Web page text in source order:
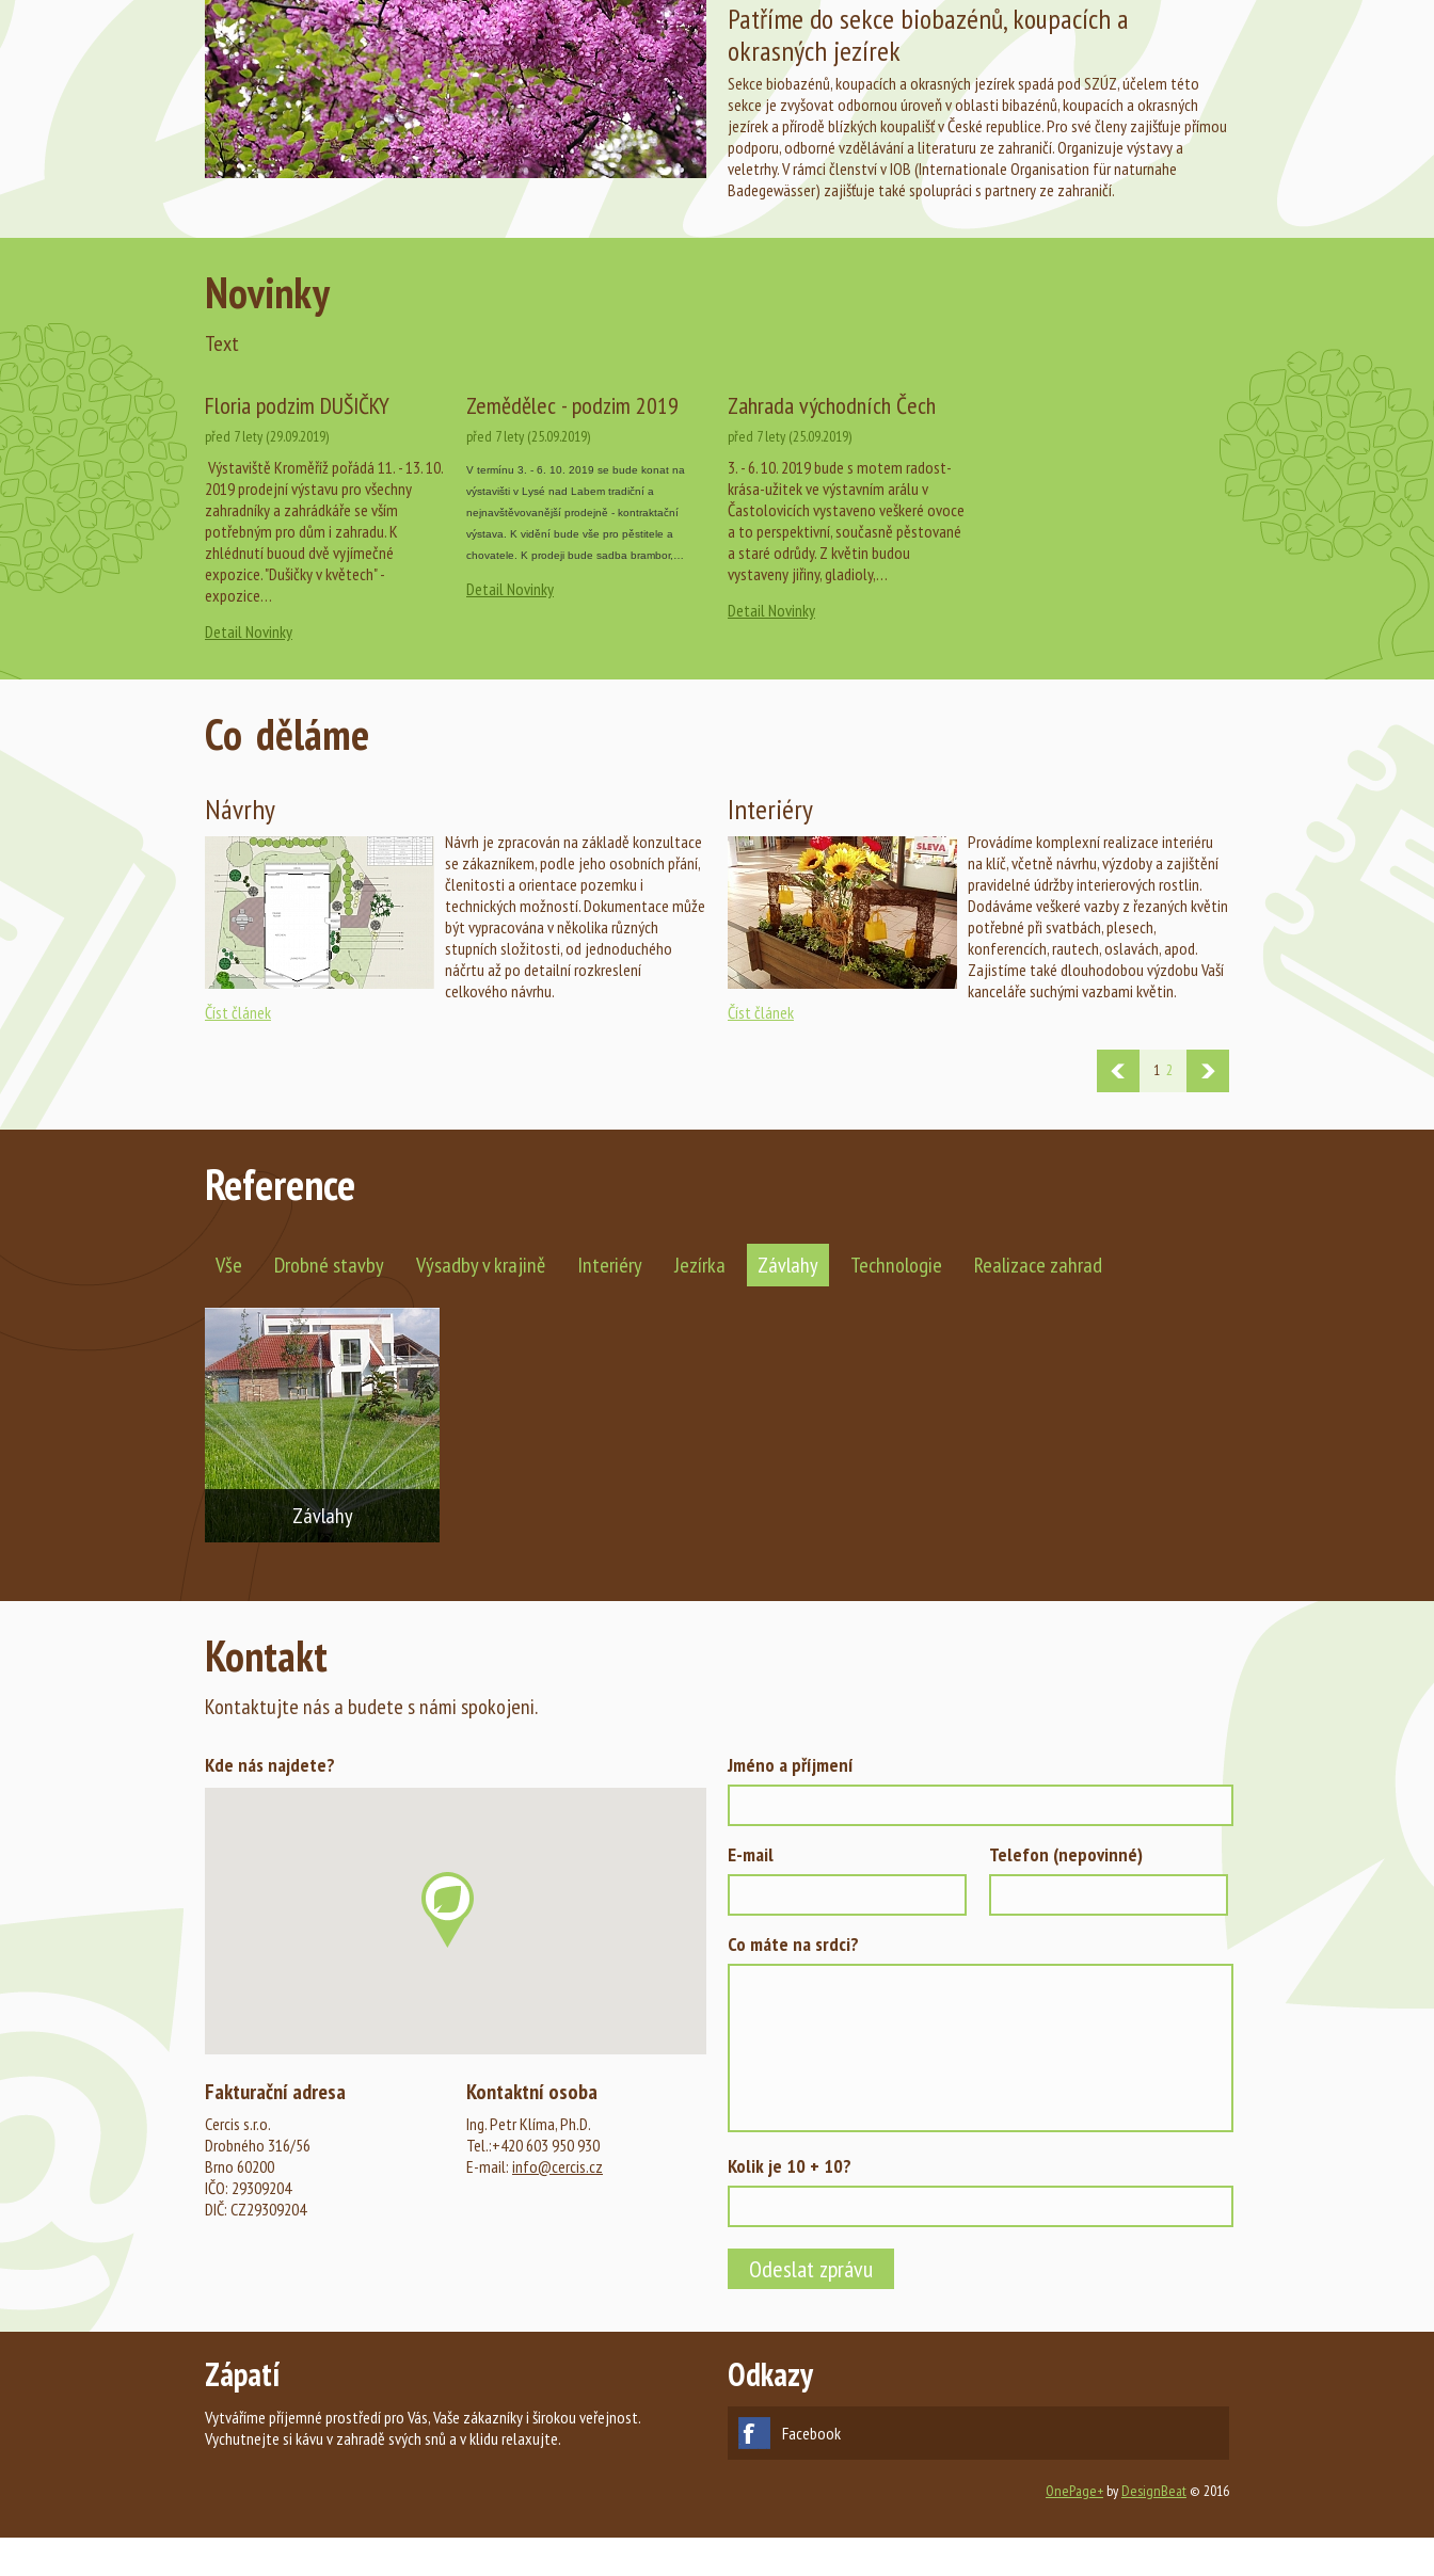
Patříme do sekce biobazénů, koupacích a
okrasných jezírek
Sekce biobazénů, koupacích a okrasných jezírek spadá pod SZÚZ, účelem této
sekce je zvyšovat odbornou úroveň v oblasti bibazénů, koupacích a okrasných
jezírek a přírodě blízkých koupališť v České republice. Pro své členy zajišťuje přímou
podporu, odborné vzdělávání a literaturu ze zahraničí. Organizuje výstavy a
veletrhy. V rámci členství v IOB (Internationale Organisation für naturnahe
Badegewässer) zajišťuje také spolupráci s partnery ze zahraničí.
Novinky
Text
Floria podzim DUŠIČKY
před 7 lety (29.09.2019)
Výstaviště Kroměříž pořádá 11. - 13. 10.
2019 prodejní výstavu pro všechny
zahradníky a zahrádkáře se vším
potřebným pro dům i zahradu. K
zhlédnutí buoud dvě vyjímečné
expozice. "Dušičky v květech" -
expozice…
Detail Novinky
Zemědělec - podzim 2019
před 7 lety (25.09.2019)
V termínu 3. - 6. 10. 2019 se bude konat na
výstavišti v Lysé nad Labem tradiční a
nejnavštěvovanější prodejně - kontraktační
výstava. K vidění bude vše pro pěstitele a
chovatele. K prodeji bude sadba brambor,…
Detail Novinky
Zahrada východních Čech
před 7 lety (25.09.2019)
3. - 6. 10. 2019 bude s motem radost-
krása-užitek ve výstavním arálu v
Častolovicích vystaveno veškeré ovoce
a to perspektivní, současně pěstované
a staré odrůdy. Z květin budou
vystaveny jiřiny, gladioly,…
Detail Novinky
Co děláme
Návrhy
Návrh je zpracován na základě konzultace
se zákazníkem, podle jeho osobních přání,
členitosti a orientace pozemku i
technických možností. Dokumentace může
být vypracována v několika různých
stupních složitosti, od jednoduchého
náčrtu až po detailní rozkreslení
celkového návrhu.
Číst článek
Interiéry
Provádíme komplexní realizace interiéru
na klíč, včetně návrhu, výzdoby a zajištění
pravidelné údržby interierových rostlin.
Dodáváme veškeré vazby z řezaných květin
potřebné při svatbách, plesech,
konferencích, rautech, oslavách, apod.
Zajistíme také dlouhodobou výzdobu Vaší
kanceláře suchými vazbami květin.
Číst článek
1 2
Reference
Vše Drobné stavby Výsadby v krajině Interiéry Jezírka Závlahy Technologie Realizace zahrad
Závlahy
s podzemními rozvody a s…
Zobrazit fotogalerii
Kontakt
Kontaktujte nás a budete s námi spokojeni.
Kde nás najdete?
Fakturační adresa
Cercis s.r.o.
Drobného 316/56
Brno 60200
IČO: 29309204
DIČ: CZ29309204
Kontaktní osoba
Ing. Petr Klíma, Ph.D.
Tel.:+420 603 950 930
E-mail: info@cercis.cz
Jméno a příjmení
E-mail Telefon (nepovinné)
Co máte na srdci?
Kolik je 10 + 10?
Zápatí
Vytváříme příjemné prostředí pro Vás, Vaše zákazníky i širokou veřejnost.
Vychutnejte si kávu v zahradě svých snů a v klidu relaxujte.
Odkazy
Facebook
OnePage+by DesignBeat © 2016